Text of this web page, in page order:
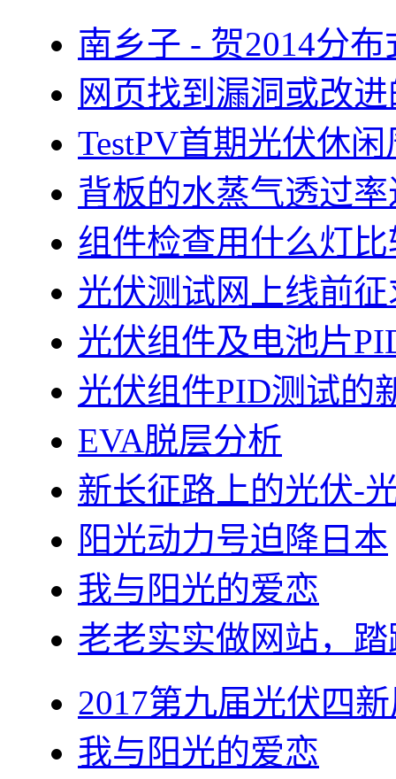
南乡子 - 贺2014分
网页找到漏洞或改
TestPV首期光伏休
背板的水蒸气透过
组件检查用什么灯
光伏测试网上线前
光伏组件及电池片
光伏组件PID测试的
EVA脱层分析
新长征路上的光伏-
阳光动力号迫降日本
我与阳光的爱恋
老老实实做网站，
2017第九届光伏四
我与阳光的爱恋